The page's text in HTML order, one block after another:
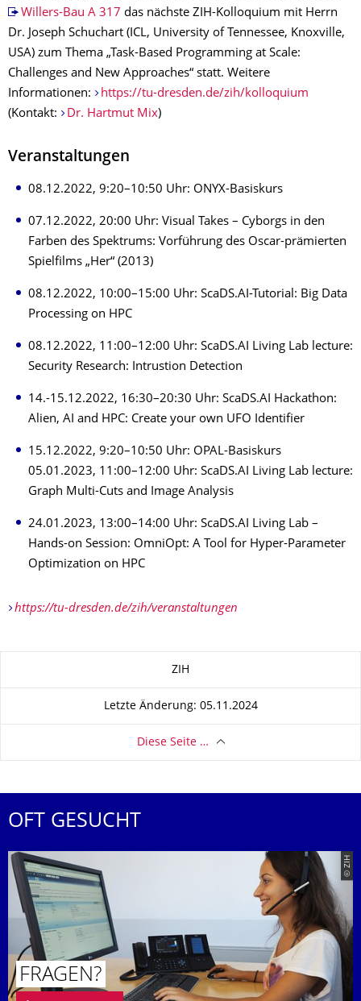
Willers-Bau A 317 das nächste ZIH-Kolloquium mit Herrn
Dr. Joseph Schuchart (ICL, University of Tennessee, Knoxville,
USA) zum Thema „Task-Based Programming at Scale:
Challenges and New Approaches“ statt. Weitere
Informationen:
https://tu-dresden.de/zih/kolloquium
(Kontakt:
Dr. Hartmut Mix)
Veranstaltungen
08.12.2022, 9:20–10:50 Uhr: ONYX-Basiskurs
07.12.2022, 20:00 Uhr: Visual Takes – Cyborgs in den
Farben des Spektrums: Vorführung des Oscar-prämierten
Spielfilms „Her“ (2013)
08.12.2022, 10:00–15:00 Uhr: ScaDS.AI-Tutorial: Big Data
Processing on HPC
08.12.2022, 11:00–12:00 Uhr: ScaDS.AI Living Lab lecture:
Security Research: Intrustion Detection
14.-15.12.2022, 16:30–20:30 Uhr: ScaDS.AI Hackathon:
Alien, AI and HPC: Create your own UFO Identifier
15.12.2022, 9:20–10:50 Uhr: OPAL-Basiskurs
05.01.2023, 11:00–12:00 Uhr: ScaDS.AI Living Lab lecture:
Graph Multi-Cuts and Image Analysis
24.01.2023, 13:00–14:00 Uhr: ScaDS.AI Living Lab –
Hands-on Session: OmniOpt: A Tool for Hyper-Parameter
Optimization on HPC
https://tu-dresden.de/zih/veranstaltungen
ZIH
Letzte Änderung: 05.11.2024
Diese Seite …
OFT GESUCHT
© ZIH
FRAGEN?